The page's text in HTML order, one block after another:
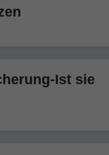
Ist sie